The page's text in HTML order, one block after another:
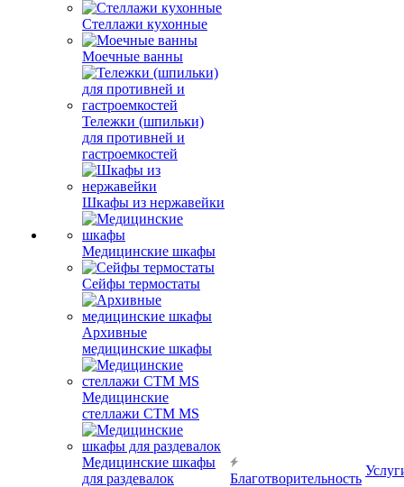
Стеллажи кухонные
Моечные ванны
Тележки (шпильки)
для противней и
гастроемкостей
Шкафы из нержавейки
Медицинские шкафы
Сейфы термостаты
Архивные
медицинские шкафы
Медицинские
стеллажи CTM MS
Медицинские шкафы
для раздевалок
Благотворительность